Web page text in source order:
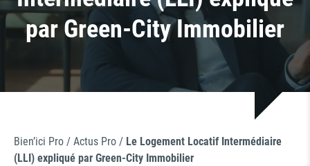
par Green-City Immobilier
Bien’ici Pro / Actus Pro / Le Logement Locatif Intermédiaire
(LLI) expliqué par Green-City Immobilier